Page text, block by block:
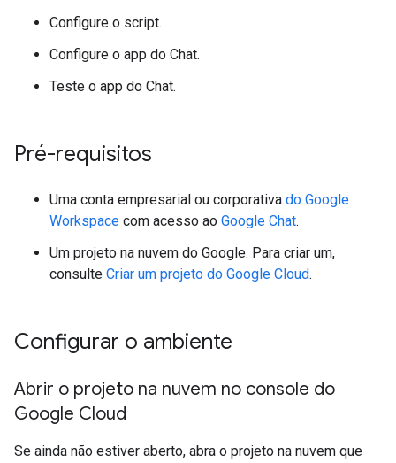
Configure o script.
Configure o app do Chat.
Teste o app do Chat.
Pré-requisitos
Uma conta empresarial ou corporativa do Google
Workspace com acesso ao Google Chat.
Um projeto na nuvem do Google. Para criar um,
consulte Criar um projeto do Google Cloud.
Configurar o ambiente
Abrir o projeto na nuvem no console do
Google Cloud
Se ainda não estiver aberto, abra o projeto na nuvem que